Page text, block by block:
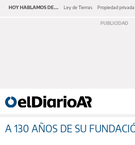
HOY HABLAMOS DE... Ley de Tierras Propiedad privada
A 130 AÑOS DE SU